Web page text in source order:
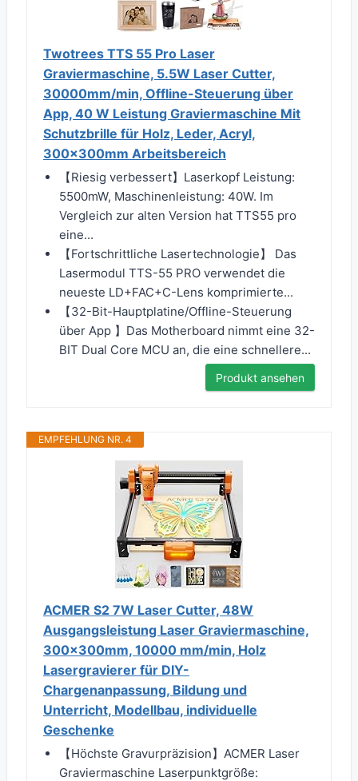
Twotrees TTS 55 Pro Laser
Graviermaschine, 5.5W Laser Cutter,
30000mm/min, Offline-Steuerung über
App, 40 W Leistung Graviermaschine Mit
Schutzbrille für Holz, Leder, Acryl,
300x300mm Arbeitsbereich
【Riesig verbessert】Laserkopf Leistung:
5500mW, Maschinenleistung: 40W. Im
Vergleich zur alten Version hat TTS55 pro
eine...
【Fortschrittliche Lasertechnologie】 Das
Lasermodul TTS-55 PRO verwendet die
neueste LD+FAC+C-Lens komprimierte...
【32-Bit-Hauptplatine/Offline-Steuerung
über App 】Das Motherboard nimmt eine 32-
BIT Dual Core MCU an, die eine schnellere...
Produkt ansehen
EMPFEHLUNG NR. 4
ACMER S2 7W Laser Cutter, 48W
Ausgangsleistung Laser Graviermaschine,
300x300mm, 10000 mm/min, Holz
Lasergravierer für DIY-
Chargenanpassung, Bildung und
Unterricht, Modellbau, individuelle
Geschenke
【Höchste Gravurpräzision】ACMER Laser
Graviermaschine Laserpunktgröße: